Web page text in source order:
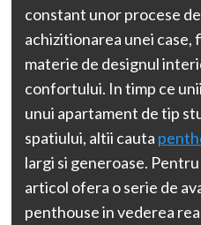
constant unor procese
achizitionarea unei
materie de designul
confortului. In timp ce
unui apartament de tip
spatiului, altii cauta
largi si generoase.
articol ofera o serie de
penthouse in vederea